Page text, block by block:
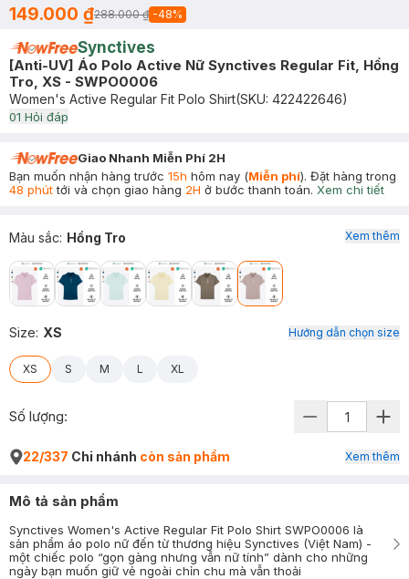
149.000 ₫288.000 ₫ -48%
Synctives
[Anti-UV] Áo Polo Active Nữ Synctives Regular Fit, Hồng
Tro, XS - SWPO0006
Women's Active Regular Fit Polo Shirt(SKU: 422422646)
01 Hỏi đáp
Giao Nhanh Miễn Phí 2H
Bạn muốn nhận hàng trước 15h hôm nay (Miễn phí). Đặt hàng trong
48 phúttới và chọn giao hàng 2H ở bước thanh toán. Xem chi tiết
Màu sắc: Hồng Tro
Size: XS Hướng dẫn chọn size
XS S M L XL
Xem thêm
Số lượng:
22/337 Chi nhánh còn sản phẩm Xem thêm
Mô tả sản phẩm
Synctives Women's Active Regular Fit Polo Shirt SWPO0006 là
sản phẩm áo polo nữ đến từ thương hiệu Synctives (Việt Nam) -
một chiếc polo “gọn gàng nhưng vẫn nữ tính” dành cho những
ngày bạn muốn giữ vẻ ngoài chỉn chu mà vẫn thoải